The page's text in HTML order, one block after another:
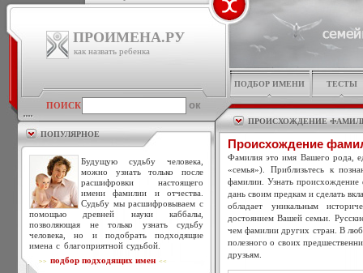
ПРОИМЕНА.РУ
как назвать ребенка
ПОИСК
ПОПУЛЯРНОЕ
Будущую судьбу человека,
можно узнать только после
расшифровки настоящего
имени фамилии и отчества.
Судьбу мы расшифровываем с
помощью древней науки каббалы,
позволяющая не только узнать судьбу
человека, но и подобрать подходящие
имена с благоприятной судьбой.
>> подбор подходящих имен <<
ПОДБОР ИМЕНИ ТЕСТЫ
ПРОИСХОЖДЕНИЕ
Происхождение
Фамилия это имя Вашего рода,
«семья»). Приблизьтесь к
фамилии. Узнать
дань своим предкам и сделать
обладает уникальным
достоянием Вашей семьи.
чем фамилии других стран. В
полезного о своих
друзьям.